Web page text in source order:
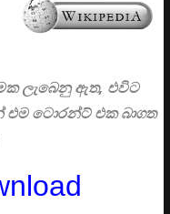
ලැබෙනු ඇත, එවිට
ටොරන්ට් එක බාගත